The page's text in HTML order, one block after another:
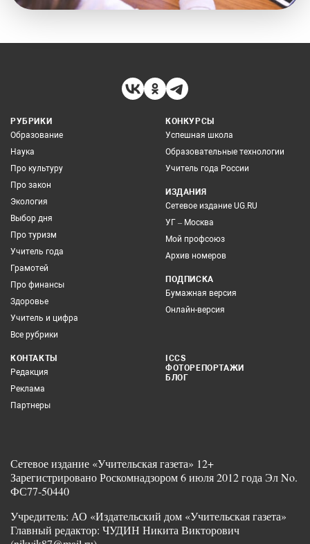
РУБРИКИ
Образование
Наука
Про культуру
Про закон
Экология
Выбор дня
Про туризм
Учитель года
Грамотей
Про финансы
Здоровье
Учитель и цифра
Все рубрики
КОНКУРСЫ
Успешная школа
Образовательные технологии
Учитель года России
ИЗДАНИЯ
Сетевое издание UG.RU
УГ – Москва
Мой профсоюз
Архив номеров
ПОДПИСКА
Бумажная версия
Онлайн-версия
КОНТАКТЫ
Редакция
Реклама
Партнеры
ICCS
ФОТОРЕПОРТАЖИ
БЛОГ
Сетевое издание «Учительская газета» 12+
Зарегистрировано Роскомнадзором 6 июля 2012 года Эл No.
ФС77-50440
Учредитель: АО «Издательский дом «Учительская газета»
Главный редактор: ЧУДИН Никита Викторович